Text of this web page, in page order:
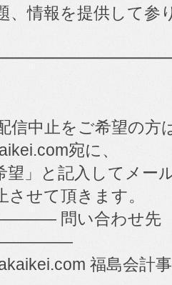
、情報を提供して参
信中止をご希望の方
宛に、
望」と記入してメー
せて頂きます。
問い合わせ先
福島会計